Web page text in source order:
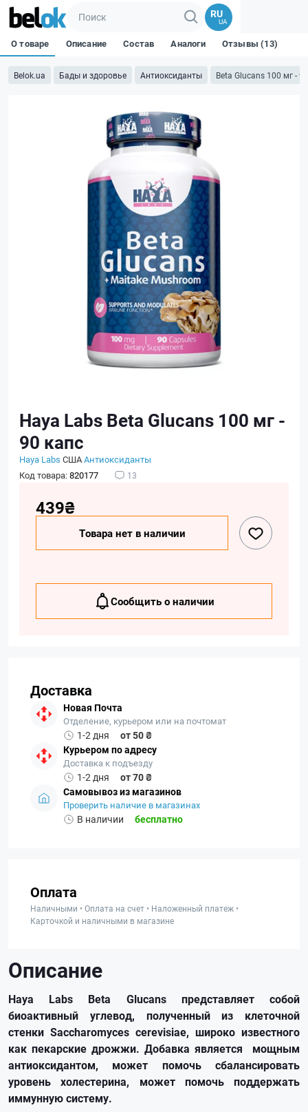
RU
UA
Belok.ua Бады и здоровье Антиоксиданты Beta Glucans 100 мг -
О товаре Описание Состав Аналоги Отзывы (13)
Haya Labs Beta Glucans 100 мг -
90 капс
Haya Labs СШААнтиоксиданты
Код товара:820177 13
439₴
Товара нет в наличии
Сообщить о наличии
Доставка
Новая Почта
Отделение, курьером или на почтомат
1-2 дня
от 50 ₴
Курьером по адресу
Доставка к подъезду
1-2 дня
от 70 ₴
Самовывоз из магазинов
Проверить наличие в магазинах
В наличии бесплатно
Оплата
Наличными • Оплата на счет • Наложенный платеж •
Карточкой и наличными в магазине
Описание
Haya Labs Beta Glucans представляет собой
биоактивный углевод, полученный из клеточной
стенки Saccharomyces cerevisiae, широко известного
как пекарские дрожжи. Добавка является мощным
антиоксидантом, может помочь сбалансировать
уровень холестерина, может помочь поддержать
иммунную систему.